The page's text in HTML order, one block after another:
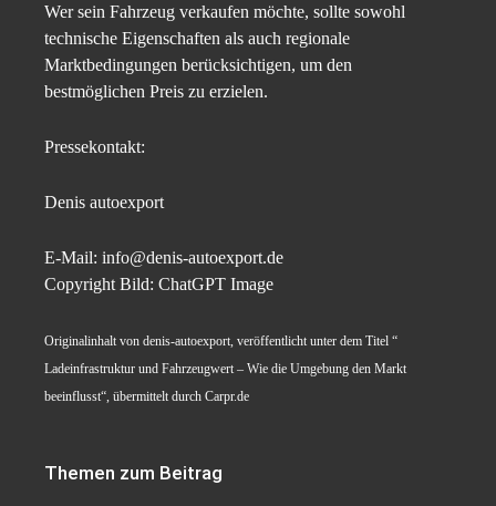
Wer sein Fahrzeug verkaufen möchte, sollte sowohl
technische Eigenschaften als auch regionale
Marktbedingungen berücksichtigen, um den
bestmöglichen Preis zu erzielen.
Pressekontakt:
Denis autoexport
E-Mail: info@denis-autoexport.de
Copyright Bild: ChatGPT Image
Originalinhalt von denis-autoexport, veröffentlicht unter dem Titel “
Ladeinfrastruktur und Fahrzeugwert – Wie die Umgebung den Markt
beeinflusst“, übermittelt durch Carpr.de
Themen zum Beitrag